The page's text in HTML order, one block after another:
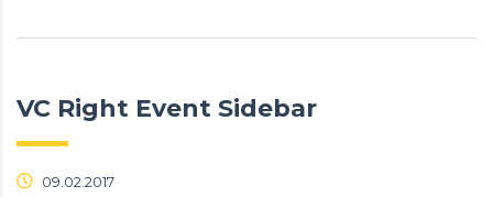
VC Right Event Sidebar
09.02.2017